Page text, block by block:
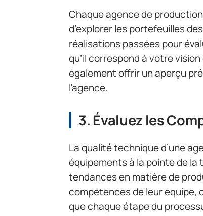
Chaque agence de
d’explorer les portefeuilles
réalisations passées pour
qu’il correspond à votre
également offrir un aperçu
l’agence.
3. Évaluez les
La qualité technique d’une
équipements à la pointe de la
tendances en matière de
compétences de leur équipe,
que chaque étape du